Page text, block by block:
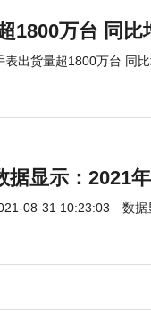
1800万台 同比
表出货量超1800万台 同
据显示：2021
08-31 10:23:03 数据